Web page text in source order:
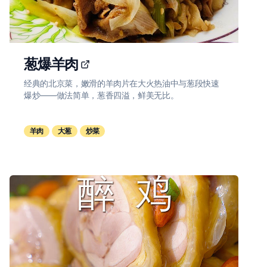
葱爆羊肉
经典的北京菜，嫩滑的羊肉片在大火热油中与葱段快速
爆炒——做法简单，葱香四溢，鲜美无比。
羊肉 大葱 炒菜